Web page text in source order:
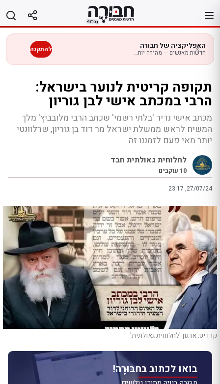
לתוכן
האפליקציה של חבורה
חדשות מאנשים — מהירה יותר בנייד להתקנה
תקופה קריטית לנוער בישראל:
הרבי במכתב אישי לבן גוריון
מכתב אישי נדיר 'בלתי רשמי' שכתב הרבי מלובביץ' מלך
המשיח לראש ממשלת ישראל מר דוד בן גוריון, שרלוונטי
יותר מאי פעם לזמננו זה
לחלוחית גאולתית חבד
10 עוקבים
23:17 ,27/07/24
קרדיט: ארגון 'לחלוחית גאולתית'
בואו לכתוב בחבּוּרֶה!